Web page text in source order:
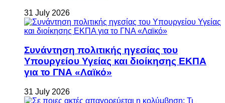
31 July 2026
Συνάντηση πολιτικής ηγεσίας του
Υπουργείου Υγείας και διοίκησης ΕΚΠΑ
για το ΓΝΑ «Λαϊκό»
31 July 2026